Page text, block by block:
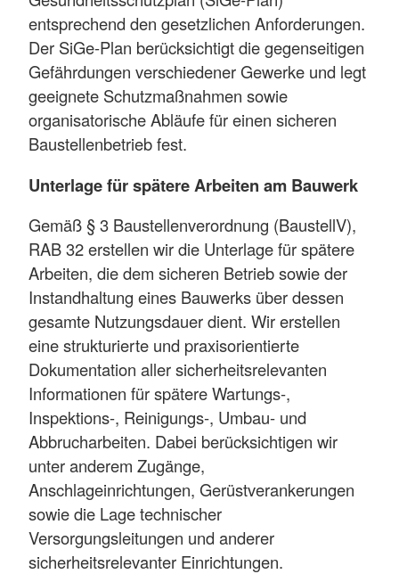
entsprechend den gesetzlichen Anforderungen.
Der SiGe-Plan berücksichtigt die gegenseitigen
Gefährdungen verschiedener Gewerke und legt
geeignete Schutzmaßnahmen sowie
organisatorische Abläufe für einen sicheren
Baustellenbetrieb fest.
Unterlage für spätere Arbeiten am Bauwerk
Gemäß § 3 Baustellenverordnung (BaustellV),
RAB 32 erstellen wir die Unterlage für spätere
Arbeiten, die dem sicheren Betrieb sowie der
Instandhaltung eines Bauwerks über dessen
gesamte Nutzungsdauer dient. Wir erstellen
eine strukturierte und praxisorientierte
Dokumentation aller sicherheitsrelevanten
Informationen für spätere Wartungs-,
Inspektions-, Reinigungs-, Umbau- und
Abbrucharbeiten. Dabei berücksichtigen wir
unter anderem Zugänge,
Anschlageinrichtungen, Gerüstverankerungen
sowie die Lage technischer
Versorgungsleitungen und anderer
sicherheitsrelevanter Einrichtungen.